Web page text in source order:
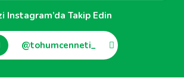
Instagram’da Takip Edin
@tohumcenneti_